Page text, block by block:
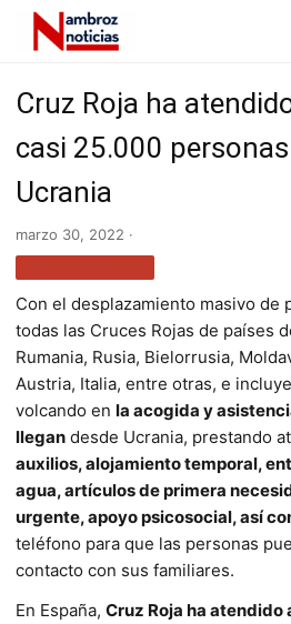
Cruz Roja ha
casi 25.000
Ucrania
marzo 30, 2022 ·
Con el desplazamiento masivo de
todas las Cruces Rojas de países
Rumania, Rusia, Bielorrusia,
Austria, Italia, entre otras, e
volcando en la acogida y
llegan desde Ucrania, prestando
auxilios, alojamiento temporal,
agua, artículos de primera
urgente, apoyo psicosocial, así
teléfono para que las personas
contacto con sus familiares.
En España, Cruz Roja ha atendido